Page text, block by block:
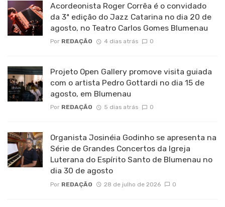
Acordeonista Roger Corrêa é o convidado
da 3ª edição do Jazz Catarina no dia 20 de
agosto, no Teatro Carlos Gomes Blumenau
Por REDAÇÃO 4 dias atrás 0
Projeto Open Gallery promove visita guiada
com o artista Pedro Gottardi no dia 15 de
agosto, em Blumenau
Por REDAÇÃO 5 dias atrás 0
Organista Josinéia Godinho se apresenta na
Série de Grandes Concertos da Igreja
Luterana do Espírito Santo de Blumenau no
dia 30 de agosto
Por REDAÇÃO 28 de julho de 2026 0